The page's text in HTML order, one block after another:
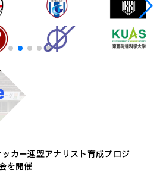
ッカー連盟アナリスト育成プロジ
を開催